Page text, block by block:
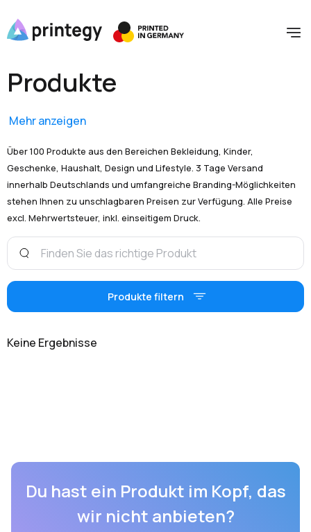
Produkte
Mehr anzeigen
Über 100 Produkte aus den Bereichen Bekleidung, Kinder,
Geschenke, Haushalt, Design und Lifestyle. 3 Tage Versand
innerhalb Deutschlands und umfangreiche Branding-Möglichkeiten
stehen Ihnen zu unschlagbaren Preisen zur Verfügung. Alle Preise
excl. Mehrwertsteuer, inkl. einseitigem Druck.
Produkte filtern
Keine Ergebnisse
Du hast ein Produkt im Kopf, das
wir nicht anbieten?